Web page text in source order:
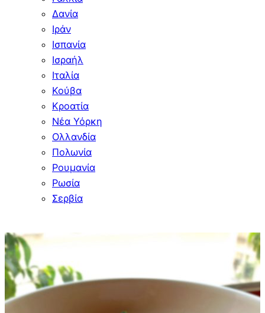
Δανία
Ιράν
Ισπανία
Ισραήλ
Ιταλία
Κούβα
Κροατία
Νέα Υόρκη
Ολλανδία
Πολωνία
Ρουμανία
Ρωσία
Σερβία